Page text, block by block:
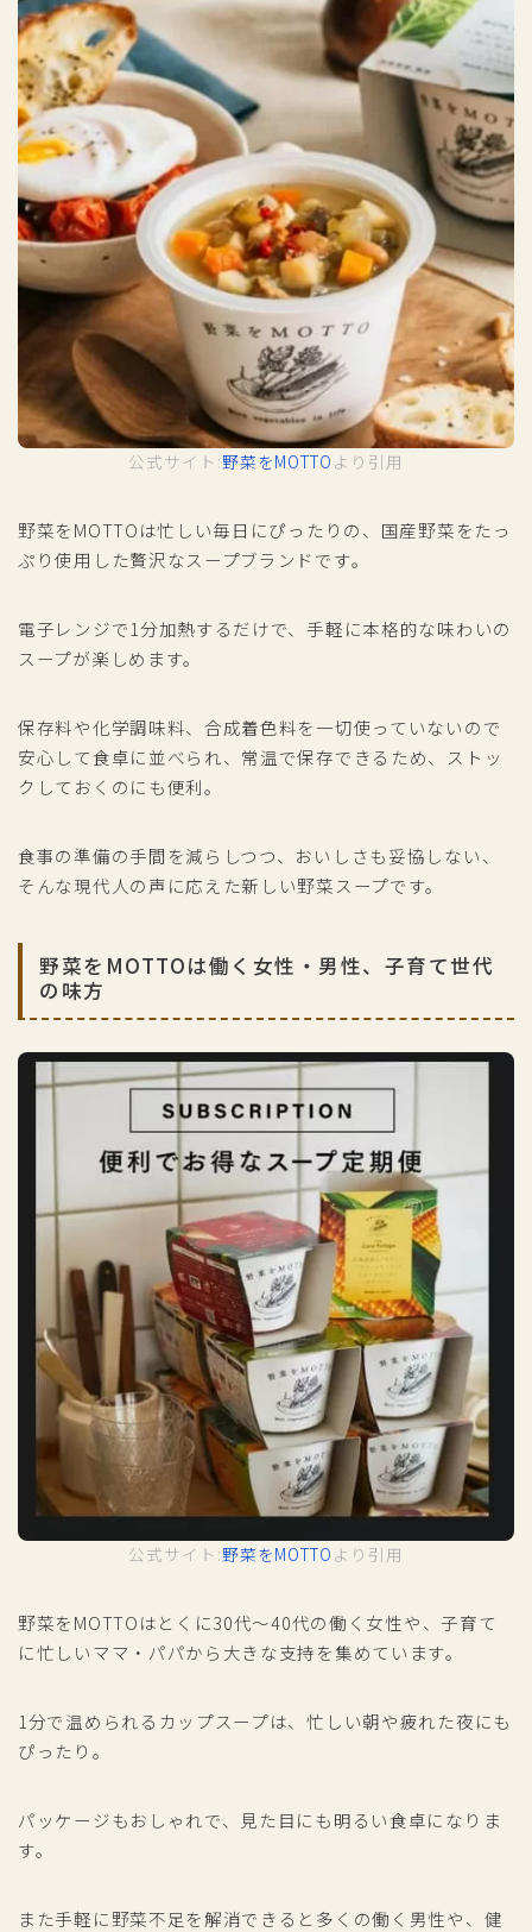
公式サイト:野菜をMOTTO より引用
野菜をMOTTOは忙しい毎日にぴったりの、国産野菜をたっ
ぷり使用した贅沢なスープブランドです。
電子レンジで1分加熱するだけで、手軽に本格的な味わいの
スープが楽しめます。
保存料や化学調味料、合成着色料を一切使っていないので
安心して食卓に並べられ、常温で保存できるため、ストッ
クしておくのにも便利。
食事の準備の手間を減らしつつ、おいしさも妥協しない、
そんな現代人の声に応えた新しい野菜スープです。
野菜をMOTTOは働く女性・男性、子育て世代
の味方
公式サイト:野菜をMOTTO より引用
野菜をMOTTOはとくに30代～40代の働く女性や、子育て
に忙しいママ・パパから大きな支持を集めています。
1分で温められるカップスープは、忙しい朝や疲れた夜にも
ぴったり。
パッケージもおしゃれで、見た目にも明るい食卓になりま
す。
また手軽に野菜不足を解消できると多くの働く男性や、健